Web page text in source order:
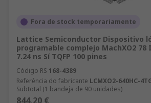
Fora de stock temporariamente
Lattice Semiconductor Dispositivo
programable complejo MachXO2 78
7.24 ns Sí TQFP 100 pines
Código RS 168-4389
Referência do fabricante LCMXO2-640HC-
Subtotal (1 bandeja de 90 unidades)
844,20 €